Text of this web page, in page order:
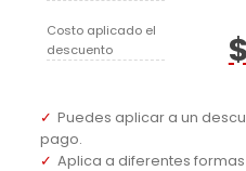
Costo aplicado el
descuento
Puedes aplicar a un
pago.
Aplica a diferentes